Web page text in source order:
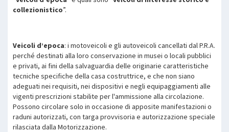
collezionistico”.
Veicoli d’epoca: i motoveicoli e gli autoveicoli cancellati dal P.R.A.
perché destinati alla loro conservazione in musei o locali pubblici
e privati, ai fini della salvaguardia delle originarie caratteristiche
tecniche specifiche della casa costruttrice, e che non siano
adeguati nei requisiti, nei dispositivi e negli equipaggiamenti alle
vigenti prescrizioni stabilite per l'ammissione alla circolazione.
Possono circolare solo in occasione di apposite manifestazioni o
raduni autorizzati, con targa provvisoria e autorizzazione speciale
rilasciata dalla Motorizzazione.